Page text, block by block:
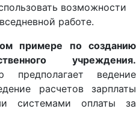
возможности
работе.
примере по созданию
учреждения.
предполагает ведение
расчетов зарплаты
системами оплаты за